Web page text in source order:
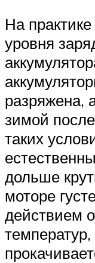
На
уровня
разряжена,
зимой
таких
дольше
моторе
действием